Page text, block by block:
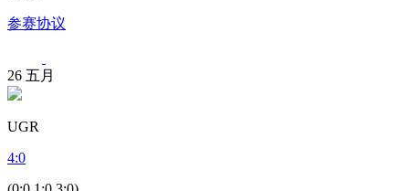
参赛协议
26 五月
UGR
4:0